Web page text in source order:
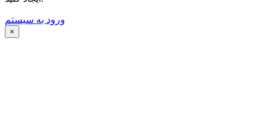
ورود به سیستم
×